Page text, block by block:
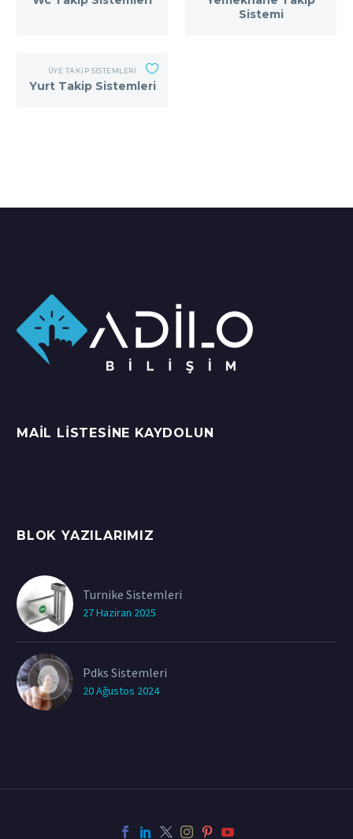
Sistemi
ÜYE TAKIP SISTEMLERI
Yurt Takip Sistemleri
MAIL LISTESINE KAYDOLUN
BLOK YAZILARIMIZ
Turnike Sistemleri
27 Haziran 2025
Pdks Sistemleri
20 Ağustos 2024